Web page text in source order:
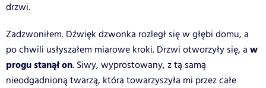
drzwi.
Zadzwoniłem. Dźwięk dzwonka rozległ się w głębi domu, a
po chwili usłyszałem miarowe kroki. Drzwi otworzyły się, a w
progu stanął on. Siwy, wyprostowany, z tą samą
nieodgadnioną twarzą, która towarzyszyła mi przez całe